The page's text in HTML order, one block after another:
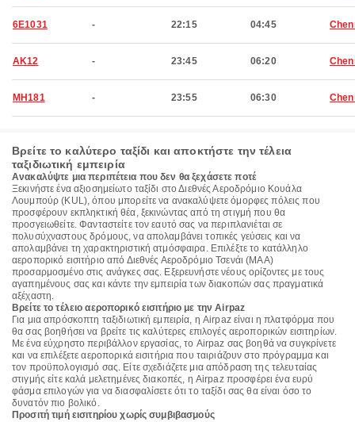
6E1031 - 22:15 04:45
AK12 - 23:45 06:20
MH181 - 23:55 06:30
Βρείτε το καλύτερο ταξίδι και αποκτήστε την τέλεια
ταξιδιωτική εμπειρία
Ανακαλύψτε μια περιπέτεια που δεν θα ξεχάσετε ποτέ
Ξεκινήστε ένα αξιοσημείωτο ταξίδι στο Διεθνές Αεροδρόμιο Κουάλα
Λουμπούρ (KUL), όπου μπορείτε να ανακαλύψετε όμορφες πόλεις που
προσφέρουν εκπληκτική θέα, ξεκινώντας από τη στιγμή που θα
προσγειωθείτε. Φανταστείτε τον εαυτό σας να περιπλανιέται σε
πολυσύχναστους δρόμους, να απολαμβάνει τοπικές γεύσεις και να
απολαμβάνει τη χαρακτηριστική ατμόσφαιρα. Επιλέξτε το κατάλληλο
αεροπορικό εισιτήριο από Διεθνές Αεροδρόμιο Τσενάι (MAA)
προσαρμοσμένο στις ανάγκες σας. Εξερευνήστε νέους ορίζοντες με τους
αγαπημένους σας και κάντε την εμπειρία των διακοπών σας πραγματικά
αξέχαστη.
Βρείτε το τέλειο αεροπορικό εισιτήριο με την Airpaz
Για μια απρόσκοπτη ταξιδιωτική εμπειρία, η Airpaz είναι η πλατφόρμα που
θα σας βοηθήσει να βρείτε τις καλύτερες επιλογές αεροπορικών εισιτηρίων.
Με ένα εύχρηστο περιβάλλον εργασίας, το Airpaz σας βοηθά να συγκρίνετε
και να επιλέξετε αεροπορικά εισιτήρια που ταιριάζουν στο πρόγραμμα και
τον προϋπολογισμό σας. Είτε σχεδιάζετε μια απόδραση της τελευταίας
στιγμής είτε καλά μελετημένες διακοπές, η Airpaz προσφέρει ένα ευρύ
φάσμα επιλογών για να διασφαλίσετε ότι το ταξίδι σας θα είναι όσο το
δυνατόν πιο βολικό.
Προσιτή τιμή εισιτηρίου χωρίς συμβιβασμούς